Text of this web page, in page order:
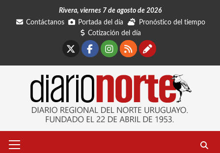
Rivera, viernes 7 de agosto de 2026
Contáctanos
Portada del día
Pronóstico del tiempo
Cotización del día
Facebook
Instagram
RSSContáctanos
primario